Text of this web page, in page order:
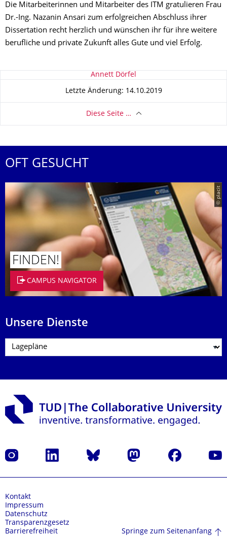
Die Mitarbeiterinnen und Mitarbeiter des ITM gratulieren Frau
Dr.-Ing. Nazanin Ansari zum erfolgreichen Abschluss ihrer
Dissertation recht herzlich und wünschen ihr für ihre weitere
berufliche und private Zukunft alles Gute und viel Erfolg.
Zu dieser Seite Annett Dörfel
Letzte Änderung: 14.10.2019
Diese Seite …
OFT GESUCHT
© placit
FINDEN!
CAMPUS NAVIGATOR
Unsere Dienste
Instagram LinkedIn Bluesky Mastodon Facebook
Kontakt
Impressum
Datenschutz
Transparenzgesetz
Barrierefreiheit
Springe zum Seitenanfang